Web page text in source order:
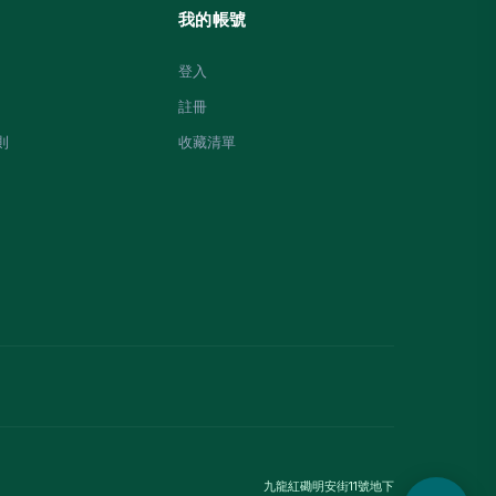
我的帳號
登入
註冊
收藏清單
九龍紅磡明安街11號地下